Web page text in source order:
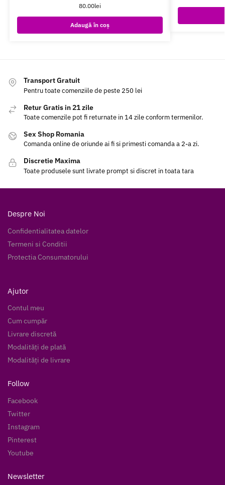
80.00lei
Adaugă în coș
Transport Gratuit
Pentru toate comenziile de peste 250 lei
Retur Gratis in 21 zile
Toate comenzile pot fi returnate in 14 zile conform termenilor.
Sex Shop Romania
Comanda online de oriunde ai fi si primesti comanda a 2-a zi.
Discretie Maxima
Toate produsele sunt livrate prompt si discret in toata tara
Despre Noi
Confidentialitatea datelor
Termeni si Conditii
Protectia Consumatorului
Ajutor
Contul meu
Cum cumpăr
Livrare discretă
Modalități de plată
Modalități de livrare
Follow
Facebook
Twitter
Instagram
Pinterest
Youtube
Newsletter